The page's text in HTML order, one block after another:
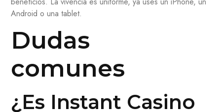
Android o una tablet.
Dudas
comunes
¿Es Instant Casino